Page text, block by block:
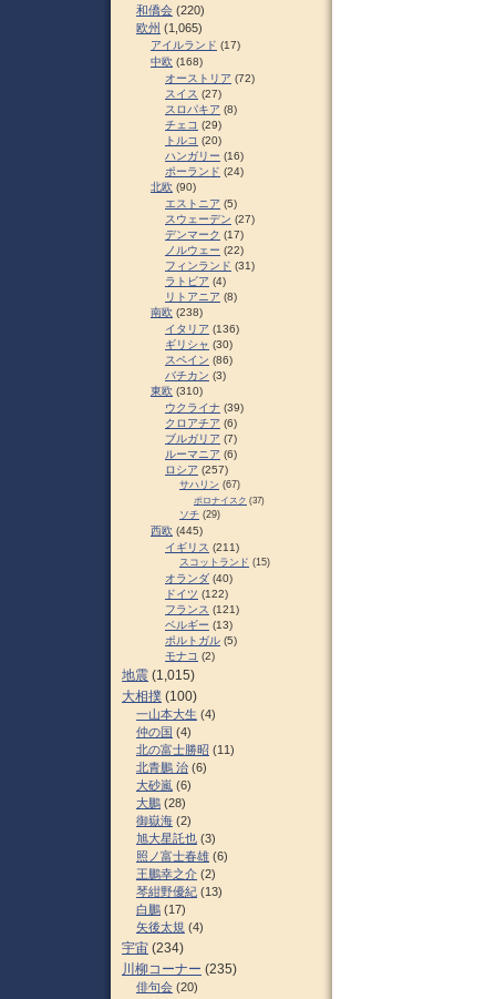
和僑会 (220)
欧州 (1,065)
アイルランド (17)
中欧 (168)
オーストリア (72)
スイス (27)
スロパキア (8)
チェコ (29)
トルコ (20)
ハンガリー (16)
ポーランド (24)
北欧 (90)
エストニア (5)
スウェーデン (27)
デンマーク (17)
ノルウェー (22)
フィンランド (31)
ラトビア (4)
リトアニア (8)
南欧 (238)
イタリア (136)
ギリシャ (30)
スペイン (86)
バチカン (3)
東欧 (310)
ウクライナ (39)
クロアチア (6)
ブルガリア (7)
ルーマニア (6)
ロシア (257)
サハリン (67)
ポロナイスク (37)
ソチ (29)
西欧 (445)
イギリス (211)
スコットランド (15)
オランダ (40)
ドイツ (122)
フランス (121)
ベルギー (13)
ポルトガル (5)
モナコ (2)
地震 (1,015)
大相撲 (100)
一山本大生 (4)
仲の国 (4)
北の富士勝昭 (11)
北青鵬 治 (6)
大砂嵐 (6)
大鵬 (28)
御嶽海 (2)
旭大星託也 (3)
照ノ富士春雄 (6)
王鵬幸之介 (2)
琴紺野優紀 (13)
白鵬 (17)
矢後太規 (4)
宇宙 (234)
川柳コーナー (235)
俳句会 (20)